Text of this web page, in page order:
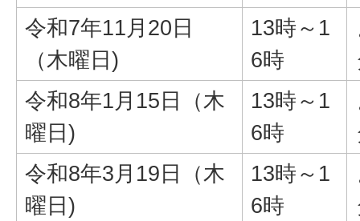
令和7年11月20日
（木曜日)
13時～1
6時
令和8年1月15日（木
曜日)
13時～1
6時
令和8年3月19日（木
曜日)
13時～1
6時